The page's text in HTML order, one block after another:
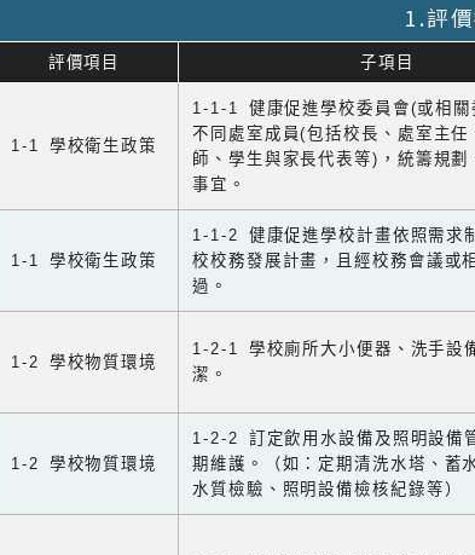
1.評
評價項目 子項目
1-1 學校衛生政策
1-1-1 健康促進學校委員會(或相關
不同處室成員(包括校長、處室主任
師、學生與家長代表等)，統籌規劃
事宜。
1-1 學校衛生政策
1-1-2 健康促進學校計畫依照需求
校校務發展計畫，且經校務會議或
過。
1-2 學校物質環境
1-2-1 學校廁所大小便器、洗手設
潔。
1-2 學校物質環境
1-2-2 訂定飲用水設備及照明設備
期維護。（如：定期清洗水塔、蓄
水質檢驗、照明設備檢核紀錄等）